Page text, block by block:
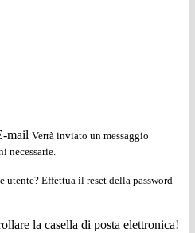
mail Verrà inviato un messaggio
necessarie.
utente? Effettua il reset della password
la casella di posta elettronica!